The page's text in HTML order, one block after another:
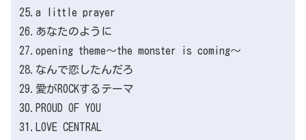
25.a little prayer
26.あなたのように
27.opening theme～the monster is coming～
28.なんで恋したんだろ
29.愛がROCKするテーマ
30.PROUD OF YOU
31.LOVE CENTRAL